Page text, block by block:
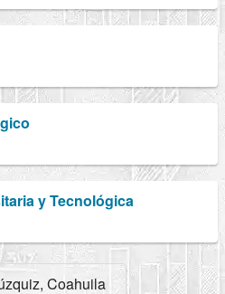
y Tecnológica
Coahuila